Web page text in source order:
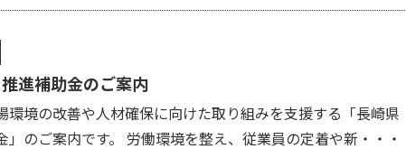
進補助金のご案内
環境の改善や人材確保に向けた取り組みを支援する「長崎県
のご案内です。 労働環境を整え、従業員の定着や新・・・